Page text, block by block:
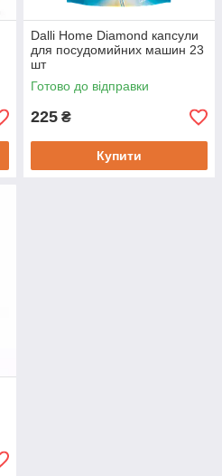
Dalli Home Diamond капсули
для посудомийних машин 23
шт
Готово до відправки
225 ₴
Купити